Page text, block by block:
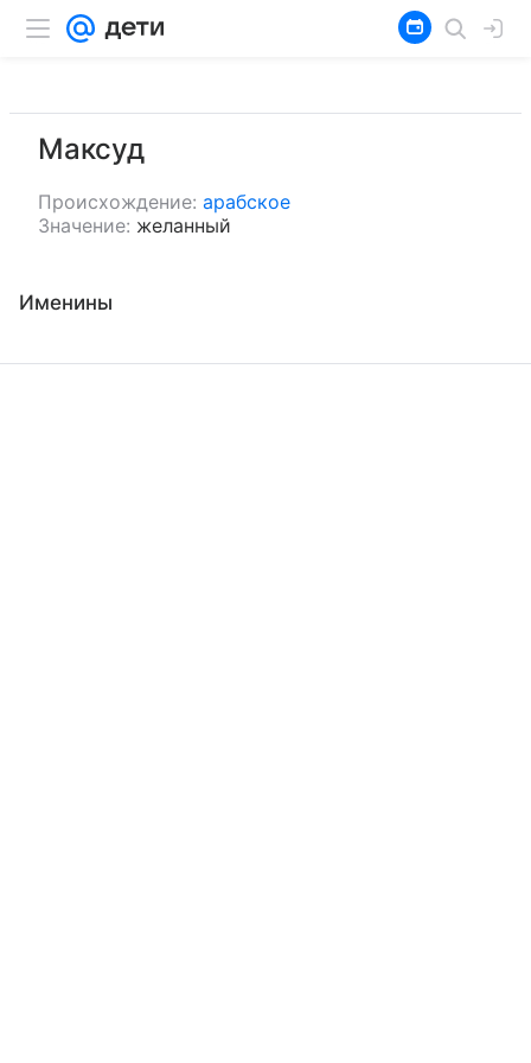
Максуд
Происхождение: арабское
Значение: желанный
Именины